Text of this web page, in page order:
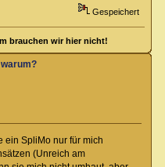
Gespeichert
brauchen wir hier nicht!
ein SpliMo nur für mich
(Unreich am